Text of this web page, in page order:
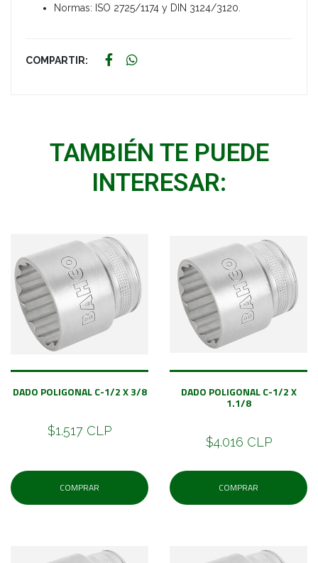
Normas: ISO 2725/1174 y DIN 3124/3120.
COMPARTIR:
TAMBIÉN TE PUEDE
INTERESAR:
DADO POLIGONAL C-1/2 X 3/8
$1.517 CLP
COMPRAR
DADO POLIGONAL C-1/2 X
1.1/8
$4.016 CLP
COMPRAR